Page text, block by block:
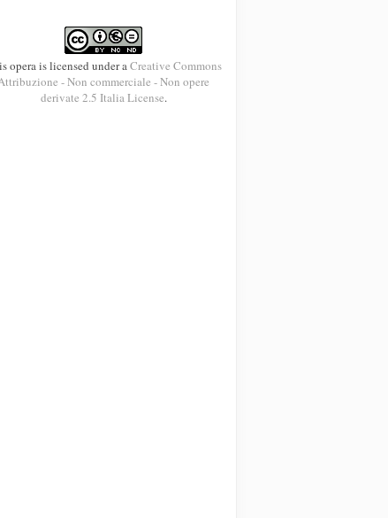
opera is licensed under aCreative Commons
- Non commerciale - Non opere
derivate 2.5 Italia License.